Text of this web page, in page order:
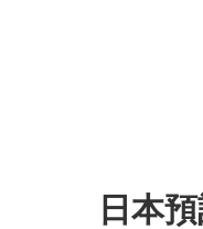
日本